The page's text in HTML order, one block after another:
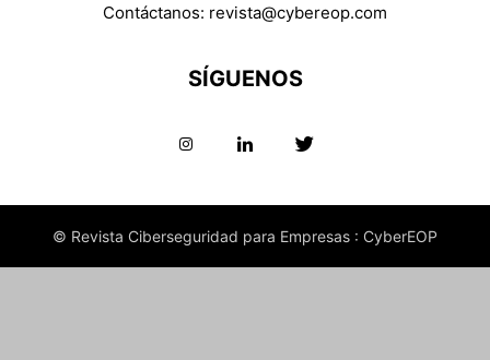
Contáctanos: revista@cybereop.com
SÍGUENOS
© Revista Ciberseguridad para Empresas : CyberEOP